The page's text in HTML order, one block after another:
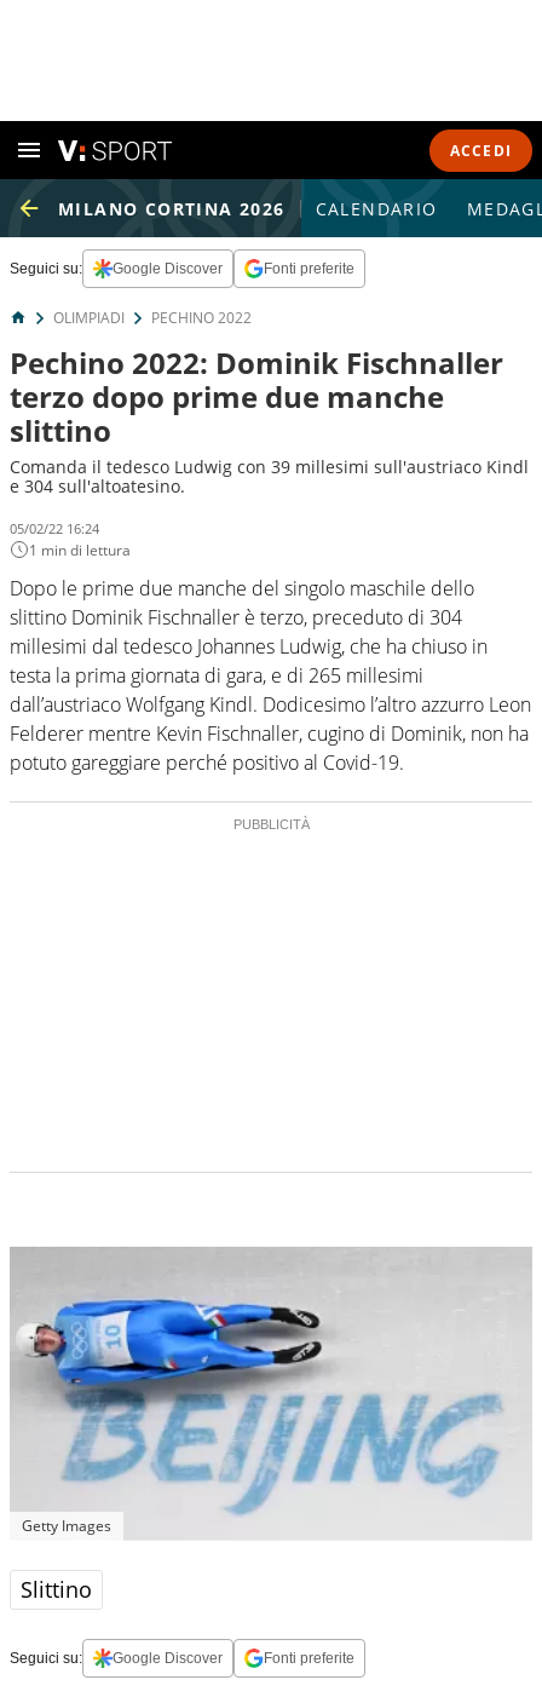
ACCEDI
MILANO CORTINA 2026 CALENDARIO
Seguici su: Google Discover Fonti preferite
OLIMPIADI PECHINO 2022
Pechino 2022: Dominik Fischnaller
terzo dopo prime due manche
slittino
Comanda il tedesco Ludwig con 39 millesimi sull'austriaco Kindl
e 304 sull'altoatesino.
05/02/22 16:24
1 min di lettura
Dopo le prime due manche del singolo maschile dello
slittino Dominik Fischnaller è terzo, preceduto di 304
millesimi dal tedesco Johannes Ludwig, che ha chiuso in
testa la prima giornata di gara, e di 265 millesimi
dall’austriaco Wolfgang Kindl. Dodicesimo l’altro azzurro Leon
Felderer mentre Kevin Fischnaller, cugino di Dominik, non ha
potuto gareggiare perché positivo al Covid-19.
Getty Images
Slittino
Seguici su: Google Discover Fonti preferite